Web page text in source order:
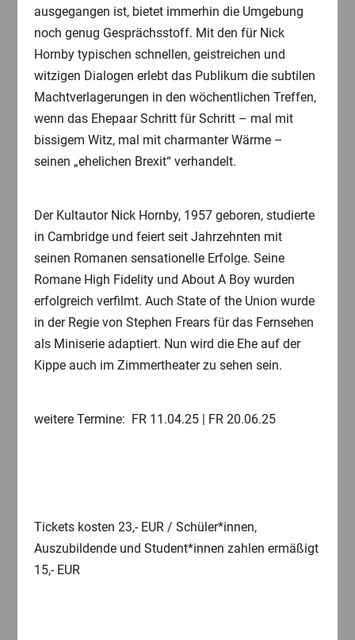
ausgegangen ist, bietet immerhin die Umgebung
noch genug Gesprächsstoff. Mit den für Nick
Hornby typischen schnellen, geistreichen und
witzigen Dialogen erlebt das Publikum die subtilen
Machtverlagerungen in den wöchentlichen Treffen,
wenn das Ehepaar Schritt für Schritt – mal mit
bissigem Witz, mal mit charmanter Wärme –
seinen „ehelichen Brexit“ verhandelt.
Der Kultautor Nick Hornby, 1957 geboren, studierte
in Cambridge und feiert seit Jahrzehnten mit
seinen Romanen sensationelle Erfolge. Seine
Romane High Fidelity und About A Boy wurden
erfolgreich verfilmt. Auch State of the Union wurde
in der Regie von Stephen Frears für das Fernsehen
als Miniserie adaptiert. Nun wird die Ehe auf der
Kippe auch im Zimmertheater zu sehen sein.
weitere Termine: FR 11.04.25 | FR 20.06.25
Tickets kosten 23,- EUR / Schüler*innen,
Auszubildende und Student*innen zahlen ermäßigt
15,- EUR